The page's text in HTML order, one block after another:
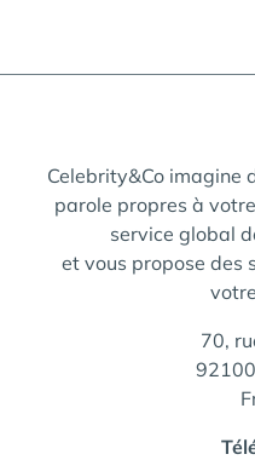
Celebrity&Co imagine
parole propres à
service global
et vous propose des
70,